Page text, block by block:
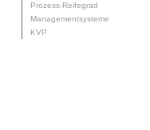
Prozess-Reifegrad
Managementsysteme
KVP